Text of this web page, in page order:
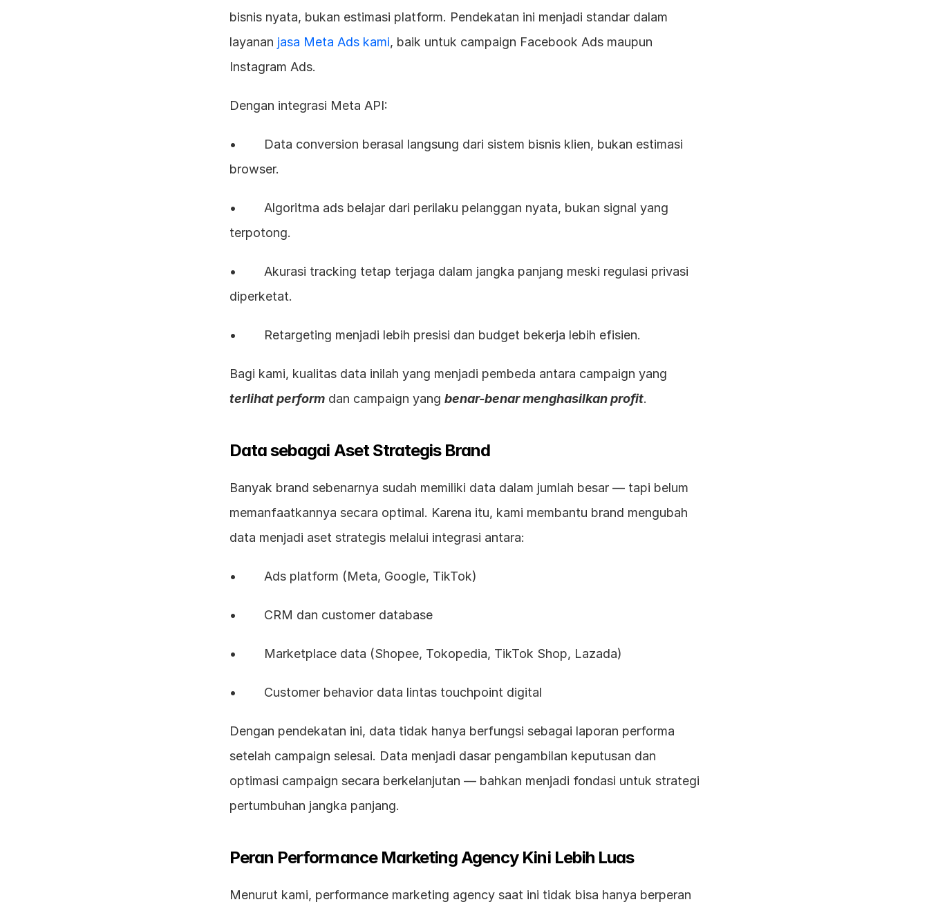
bisnis nyata, bukan estimasi platform. Pendekatan ini menjadi standar dalam
layanan jasa Meta Ads kami, baik untuk campaign Facebook Ads maupun
Instagram Ads.
Dengan integrasi Meta API:
•        Data conversion berasal langsung dari sistem bisnis klien, bukan estimasi
browser.
•        Algoritma ads belajar dari perilaku pelanggan nyata, bukan signal yang
terpotong.
•        Akurasi tracking tetap terjaga dalam jangka panjang meski regulasi privasi
diperketat.
•        Retargeting menjadi lebih presisi dan budget bekerja lebih efisien.
terlihat perform dan campaign yang benar-benar menghasilkan profit.
Data sebagai Aset Strategis Brand
Banyak brand sebenarnya sudah memiliki data dalam jumlah besar — tapi belum
memanfaatkannya secara optimal. Karena itu, kami membantu brand mengubah
data menjadi aset strategis melalui integrasi antara:
•        Ads platform (Meta, Google, TikTok)
•        CRM dan customer database
•        Marketplace data (Shopee, Tokopedia, TikTok Shop, Lazada)
•        Customer behavior data lintas touchpoint digital
Dengan pendekatan ini, data tidak hanya berfungsi sebagai laporan performa
setelah campaign selesai. Data menjadi dasar pengambilan keputusan dan
optimasi campaign secara berkelanjutan — bahkan menjadi fondasi untuk strategi
pertumbuhan jangka panjang.
Peran Performance Marketing Agency Kini Lebih Luas
Menurut kami, performance marketing agency saat ini tidak bisa hanya berperan